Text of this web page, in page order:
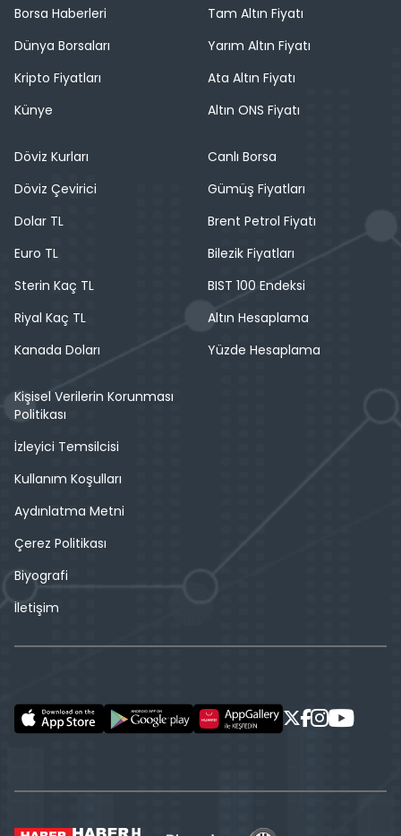
Borsa Haberleri
Dünya Borsaları
Kripto Fiyatları
Künye
Tam Altın Fiyatı
Yarım Altın Fiyatı
Ata Altın Fiyatı
Altın ONS Fiyatı
Döviz Kurları
Döviz Çevirici
Dolar TL
Euro TL
Sterin Kaç TL
Riyal Kaç TL
Kanada Doları
Canlı Borsa
Gümüş Fiyatları
Brent Petrol Fiyatı
Bilezik Fiyatları
BIST 100 Endeksi
Altın Hesaplama
Yüzde Hesaplama
Kişisel Verilerin Korunması
Politikası
İzleyici Temsilcisi
Kullanım Koşulları
Aydınlatma Metni
Çerez Politikası
Biyografi
İletişim